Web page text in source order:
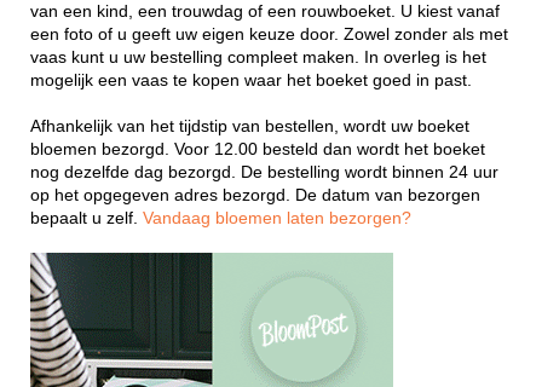
van een kind, een trouwdag of een rouwboeket. U kiest vanaf
een foto of u geeft uw eigen keuze door. Zowel zonder als met
vaas kunt u uw bestelling compleet maken. In overleg is het
mogelijk een vaas te kopen waar het boeket goed in past.
Afhankelijk van het tijdstip van bestellen, wordt uw boeket
bloemen bezorgd. Voor 12.00 besteld dan wordt het boeket
nog dezelfde dag bezorgd. De bestelling wordt binnen 24 uur
op het opgegeven adres bezorgd. De datum van bezorgen
bepaalt u zelf. Vandaag bloemen laten bezorgen?